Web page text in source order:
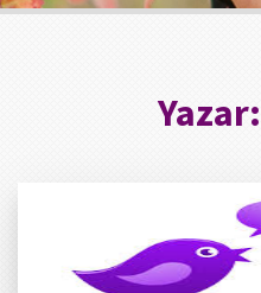
Yazar: